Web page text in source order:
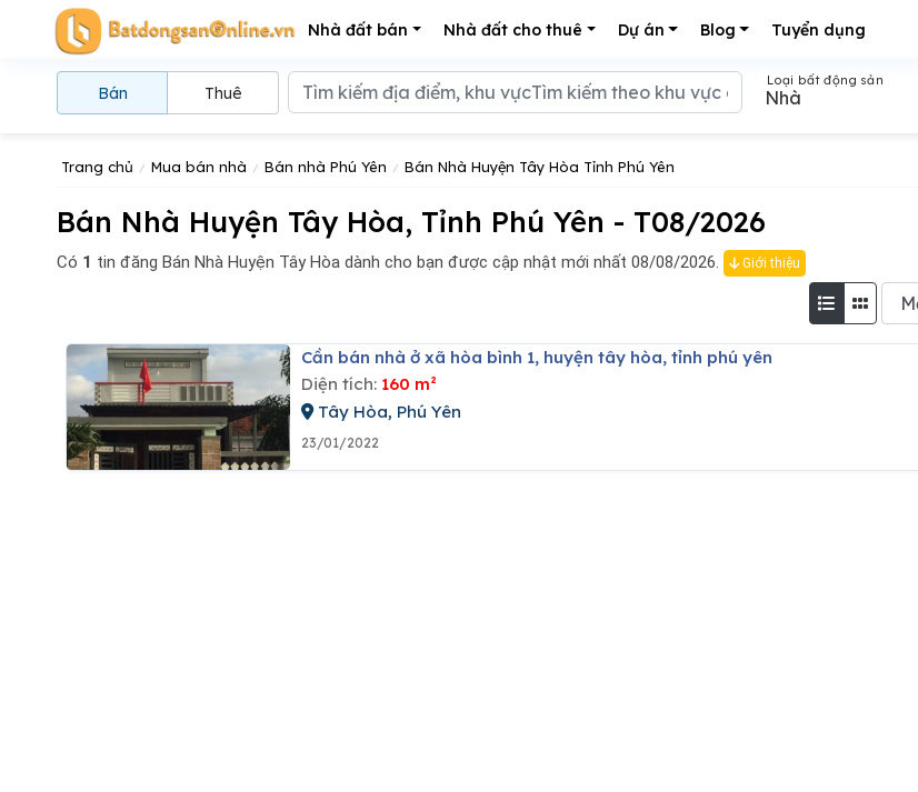
Nhà đất bán Nhà đất cho thuê Dự án Blog Tuyển dụng
Trang chủ Mua bán nhà Bán nhà Phú Yên Bán Nhà Huyện Tây Hòa Tỉnh Phú Yên
Bán Nhà Huyện Tây Hòa, Tỉnh Phú Yên - T08/2026
Có 1 tin đăng Bán Nhà Huyện Tây Hòa dành cho bạn được cập nhật mới nhất 08/08/2026. Giới thiệu
Cần bán nhà ở xã hòa bình 1, huyện tây hòa, tỉnh phú yên
Diện tích: 160 m²
Tây Hòa, Phú Yên
23/01/2022
Bán Thuê
Loại bất động sản
Nhà